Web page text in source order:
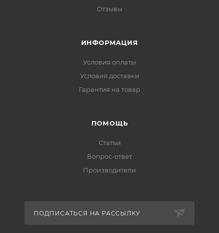
Отзывы
ИНФОРМАЦИЯ
Условия оплаты
Условия доставки
Гарантия на товар
ПОМОЩЬ
Статьи
Вопрос-ответ
Производители
ПОДПИСАТЬСЯ НА РАССЫЛКУ